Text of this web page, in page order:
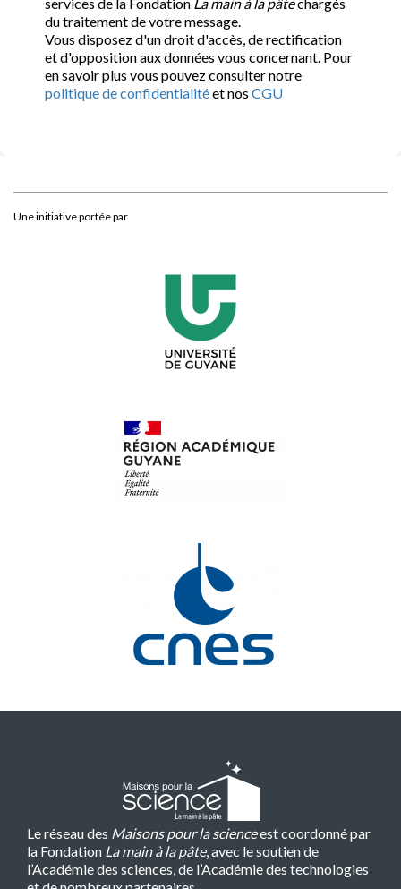
du traitement de votre message.
Vous disposez d'un droit d'accès, de rectification
et d'opposition aux données vous concernant. Pour
en savoir plus vous pouvez consulter notre
politique de confidentialitéet nos CGU
Une initiative portée par
Le réseau des Maisons pour la scienceest coordonné par
la Fondation La main à la pâte, avec le soutien de
l’Académie des sciences, de l’Académie des technologies